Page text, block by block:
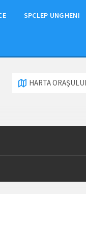
SPCLEP UNGHENI
HARTA ORAȘULUI